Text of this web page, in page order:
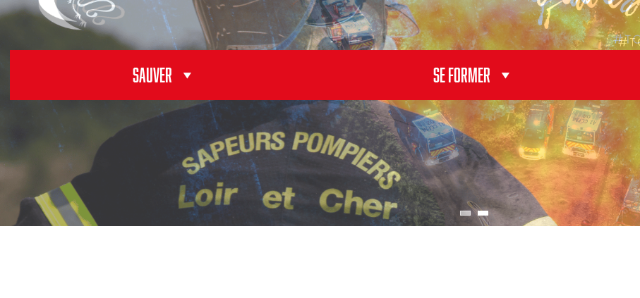
Pôle opérationnel
Pôle fonctionnel
Défense Extérieure Contre l’Incendie (DECI)
Accessibilité des véhicules d’incendie et de secours
Urbanisme
Conventions et label employeur
SAUVER
Incendies
Malaises
Chutes
SE FORMER
Centre de formation d’incendie et de secours
Référentiels internes d’organisation de la formation
ENASIS
Activités physiques et sportives
Prévention et secours civique
Sauver Se former